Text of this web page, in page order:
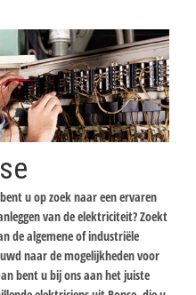
u op zoek naar een ervaren
van de elektriciteit? Zoekt
de algemene of industriële
naar de mogelijkheden voor
bent u bij ons aan het juiste